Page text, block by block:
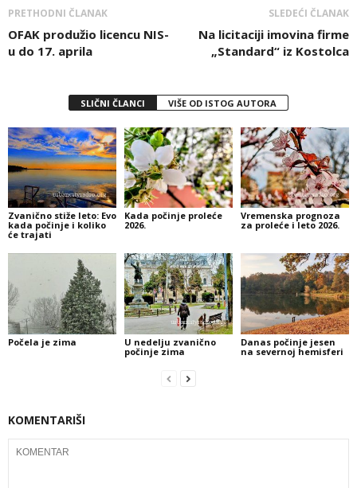
PRETHODNI ČLANAK
OFAK produžio licencu NIS-
u do 17. aprila
SLEDEĆI ČLANAK
Na licitaciji imovina firme
„Standard“ iz Kostolca
SLIČNI ČLANCI VIŠE OD ISTOG AUTORA
Zvanično stiže leto: Evo
kada počinje i koliko
će trajati
Kada počinje proleće
2026.
Vremenska prognoza
za proleće i leto 2026.
Počela je zima
U nedelju zvanično
počinje zima
Danas počinje jesen
na severnoj hemisferi
KOMENTARIŠI